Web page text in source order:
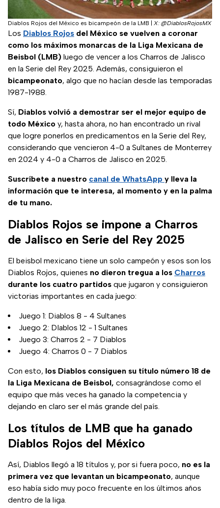
Diablos Rojos del México es bicampeón de la LMB X: @DiablosRojosMX
Los Diablos Rojos del México se vuelven a coronar
como los máximos monarcas de la Liga Mexicana de
Beisbol (LMB) luego de vencer a los Charros de Jalisco
en la Serie del Rey 2025. Además, consiguieron el
bicampeonato, algo que no hacían desde las temporadas
1987-1988.
Sí, Diablos volvió a demostrar ser el mejor equipo de
todo México y, hasta ahora, no han encontrado un rival
que logre ponerlos en predicamentos en la Serie del Rey,
considerando que vencieron 4-0 a Sultanes de Monterrey
en 2024 y 4-0 a Charros de Jalisco en 2025.
Suscríbete a nuestro canal de WhatsApp y lleva la
información que te interesa, al momento y en la palma
de tu mano.
Diablos Rojos se impone a Charros
de Jalisco en Serie del Rey 2025
El beisbol mexicano tiene un solo campeón y esos son los
Diablos Rojos, quienes no dieron tregua a los Charros
durante los cuatro partidos que jugaron y consiguieron
victorias importantes en cada juego:
Juego 1: Diablos 8 - 4 Sultanes
Juego 2: DIablos 12 - 1 Sultanes
Juego 3: Charros 2 - 7 Diablos
Juego 4: Charros 0 - 7 Diablos
Con esto, los Diablos consiguen su título número 18 de
la Liga Mexicana de Beisbol, consagrándose como el
equipo que más veces ha ganado la competencia y
dejando en claro ser el más grande del país.
Los títulos de LMB que ha ganado
Diablos Rojos del México
Así, Diablos llegó a 18 títulos y, por si fuera poco, no es la
primera vez que levantan un bicampeonato, aunque
eso había sido muy poco frecuente en los últimos años
dentro de la liga.